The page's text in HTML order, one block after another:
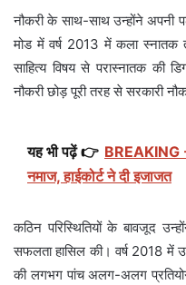
नौकरी के साथ-साथ उन्होंने अपनी
मोड में वर्ष 2013 में कला स्नातक
साहित्य विषय से परास्नातक की
नौकरी छोड़ पूरी तरह से सरकारी
यह भी पढ़ें 👉 BREAKING -
नमाज, हाईकोर्ट ने दी इजाजत
कठिन परिस्थितियों के बावजूद
सफलता हासिल की। वर्ष 2018 में
की लगभग पांच अलग-अलग